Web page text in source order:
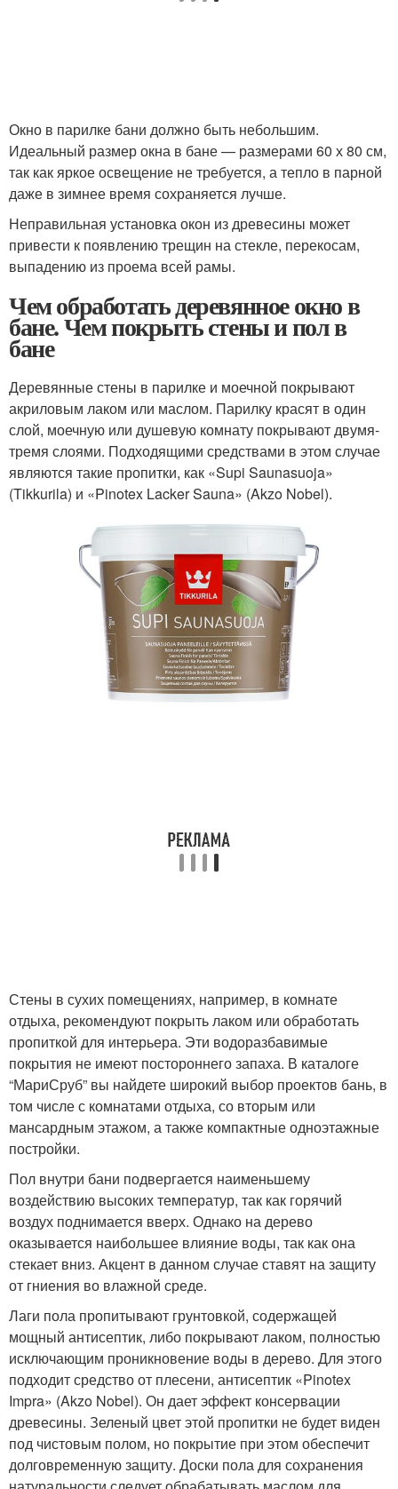
Окно в парилке бани должно быть небольшим.
Идеальный размер окна в бане — размерами 60 х 80 см,
так как яркое освещение не требуется, а тепло в парной
даже в зимнее время сохраняется лучше.
Неправильная установка окон из древесины может
привести к появлению трещин на стекле, перекосам,
выпадению из проема всей рамы.
Чем обработать деревянное окно в
бане. Чем покрыть стены и пол в
бане
Деревянные стены в парилке и моечной покрывают
акриловым лаком или маслом. Парилку красят в один
слой, моечную или душевую комнату покрывают двумя-
тремя слоями. Подходящими средствами в этом случае
являются такие пропитки, как «Supi Saunasuoja»
(Tikkurila) и «Pinotex Lacker Sauna» (Akzo Nobel).
Стены в сухих помещениях, например, в комнате
отдыха, рекомендуют покрыть лаком или обработать
пропиткой для интерьера. Эти водоразбавимые
покрытия не имеют постороннего запаха. В каталоге
“МариСруб” вы найдете широкий выбор проектов бань, в
том числе с комнатами отдыха, со вторым или
мансардным этажом, а также компактные одноэтажные
постройки.
Пол внутри бани подвергается наименьшему
воздействию высоких температур, так как горячий
воздух поднимается вверх. Однако на дерево
оказывается наибольшее влияние воды, так как она
стекает вниз. Акцент в данном случае ставят на защиту
от гниения во влажной среде.
Лаги пола пропитывают грунтовкой, содержащей
мощный антисептик, либо покрывают лаком, полностью
исключающим проникновение воды в дерево. Для этого
подходит средство от плесени, антисептик «Pinotex
Impra» (Akzo Nobel). Он дает эффект консервации
древесины. Зеленый цвет этой пропитки не будет виден
под чистовым полом, но покрытие при этом обеспечит
долговременную защиту. Доски пола для сохранения